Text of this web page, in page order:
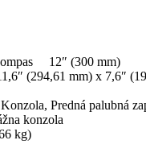
12″ (300 mm)
(294,61 mm) x 7,6″
Predná palubná
konzola
kg)